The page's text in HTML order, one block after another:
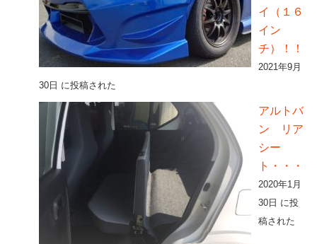
イ（１６
イン
チ）！！
2021年9月
30日 に投稿された
アルトバ
ン リア
シー
ト・・・
2020年1月
30日 に投
稿された